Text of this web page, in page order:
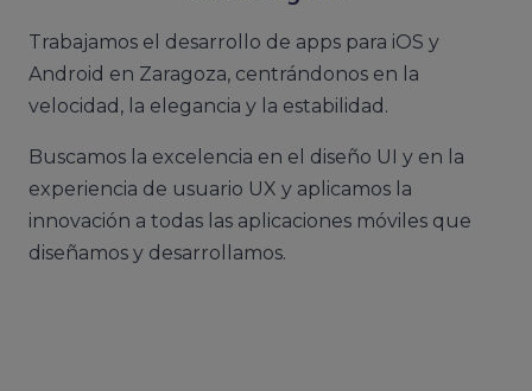
Trabajamos el desarrollo de apps para iOS y
Android en Zaragoza, centrándonos en la
velocidad, la elegancia y la estabilidad.
Buscamos la excelencia en el diseño UI y en la
experiencia de usuario UX y aplicamos la
innovación a todas las aplicaciones móviles que
diseñamos y desarrollamos.